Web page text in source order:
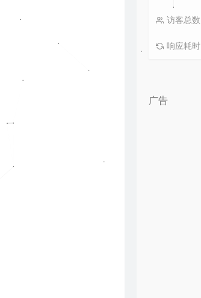
访客总数
响应耗时
广告